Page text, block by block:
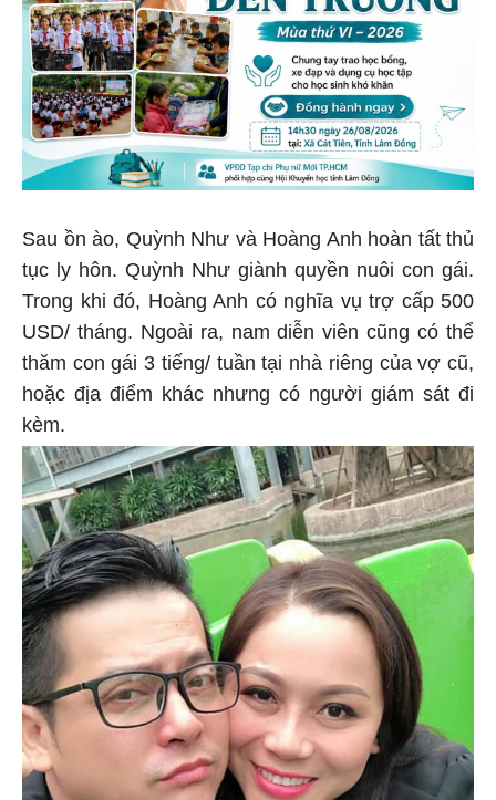
Sau ồn ào, Quỳnh Như và Hoàng Anh hoàn tất thủ
tục ly hôn. Quỳnh Như giành quyền nuôi con gái.
Trong khi đó, Hoàng Anh có nghĩa vụ trợ cấp 500
USD/ tháng. Ngoài ra, nam diễn viên cũng có thể
thăm con gái 3 tiếng/ tuần tại nhà riêng của vợ cũ,
hoặc địa điểm khác nhưng có người giám sát đi
kèm.